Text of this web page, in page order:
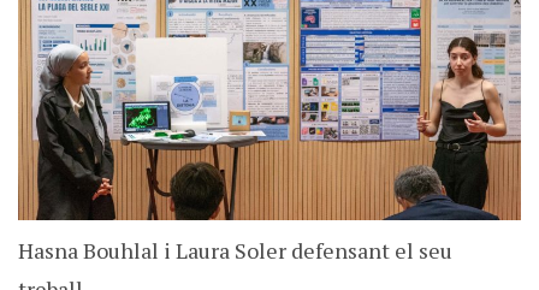
Hasna Bouhlal i Laura Soler defensant el seu